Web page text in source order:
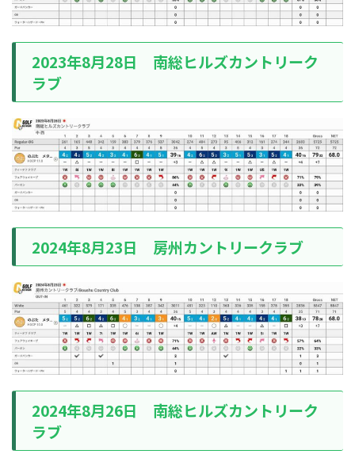
2023年8月28日 南総ヒルズカントリーク
ラブ
2024年8月23日 房州カントリークラブ
2024年8月26日 南総ヒルズカントリーク
ラブ